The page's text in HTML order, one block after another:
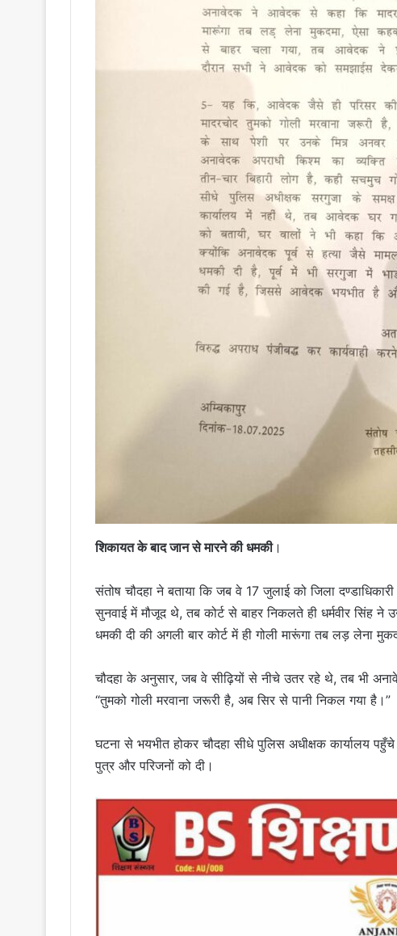
शिकायत के बाद जान से मारने की धमकी।
संतोष चौदहा ने बताया कि जब वे 17 जुलाई को जिला
सुनवाई में मौजूद थे, तब कोर्ट से बाहर निकलते ही धर्मवीर सिंह ने
धमकी दी की अगली बार कोर्ट में ही गोली मारूंगा तब लड़ लेना
चौदहा के अनुसार, जब वे सीढ़ियों से नीचे उतर रहे थे, तब भी
“तुमको गोली मरवाना जरूरी है, अब सिर से पानी निकल गया है।”
घटना से भयभीत होकर चौदहा सीधे पुलिस अधीक्षक कार्यालय
पुत्र और परिजनों को दी।